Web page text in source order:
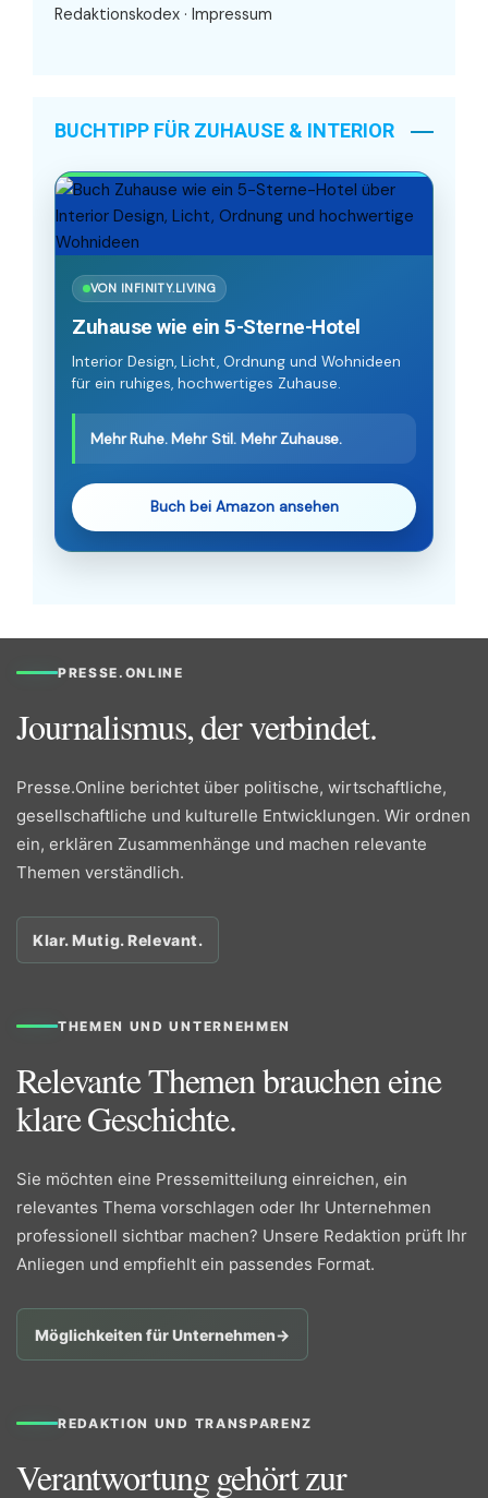
Redaktionskodex · Impressum
BUCHTIPP FÜR ZUHAUSE & INTERIOR
VON INFINITY.LIVING
Zuhause wie ein 5-Sterne-Hotel
Interior Design, Licht, Ordnung und Wohnideen
für ein ruhiges, hochwertiges Zuhause.
Mehr Ruhe. Mehr Stil. Mehr Zuhause.
Buch bei Amazon ansehen
PRESSE.ONLINE
Journalismus, der verbindet.
Presse.Online berichtet über politische, wirtschaftliche,
gesellschaftliche und kulturelle Entwicklungen. Wir ordnen
ein, erklären Zusammenhänge und machen relevante
Themen verständlich.
Klar. Mutig. Relevant.
THEMEN UND UNTERNEHMEN
Relevante Themen brauchen eine
klare Geschichte.
Sie möchten eine Pressemitteilung einreichen, ein
relevantes Thema vorschlagen oder Ihr Unternehmen
professionell sichtbar machen? Unsere Redaktion prüft Ihr
Anliegen und empfiehlt ein passendes Format.
Möglichkeiten für Unternehmen→
REDAKTION UND TRANSPARENZ
Verantwortung gehört zur